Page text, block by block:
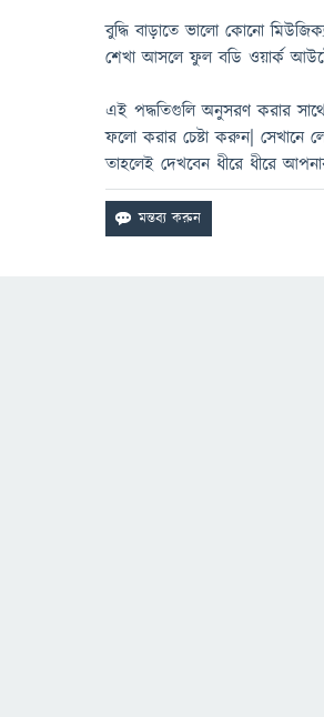
বুদ্ধি বাড়াতে ভালো কোনো
শেখা আসলে ফুল বডি ওয়ার্ক
এই পদ্ধতিগুলি অনুসরণ করার
ফলো করার চেষ্টা করুন| সেখানে
তাহলেই দেখবেন ধীরে ধীরে